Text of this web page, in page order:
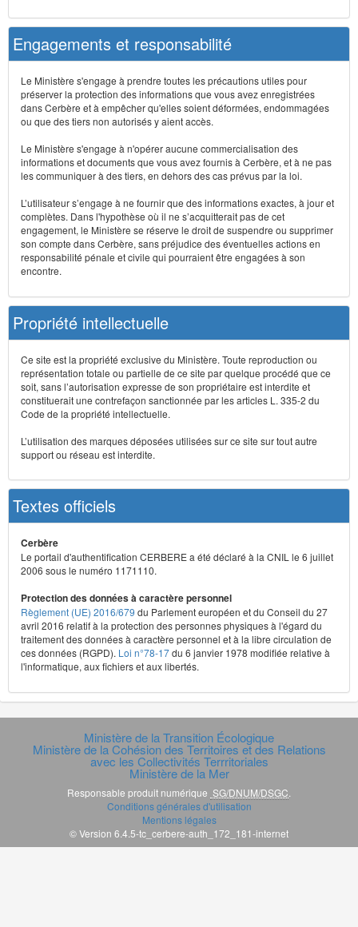
Engagements et responsabilité
Le Ministère s'engage à prendre toutes les précautions utiles pour
préserver la protection des informations que vous avez enregistrées
dans Cerbère et à empêcher qu'elles soient déformées, endommagées
ou que des tiers non autorisés y aient accès.
Le Ministère s'engage à n'opérer aucune commercialisation des
informations et documents que vous avez fournis à Cerbère, et à ne pas
les communiquer à des tiers, en dehors des cas prévus par la loi.
L’utilisateur s’engage à ne fournir que des informations exactes, à jour et
complètes. Dans l'hypothèse où il ne s’acquitterait pas de cet
engagement, le Ministère se réserve le droit de suspendre ou supprimer
son compte dans Cerbère, sans préjudice des éventuelles actions en
responsabilité pénale et civile qui pourraient être engagées à son
encontre.
Propriété intellectuelle
Ce site est la propriété exclusive du Ministère. Toute reproduction ou
représentation totale ou partielle de ce site par quelque procédé que ce
soit, sans l’autorisation expresse de son propriétaire est interdite et
constituerait une contrefaçon sanctionnée par les articles L. 335-2 du
Code de la propriété intellectuelle.
L’utilisation des marques déposées utilisées sur ce site sur tout autre
support ou réseau est interdite.
Textes officiels
Cerbère
Le portail d'authentification CERBERE a été déclaré à la CNIL le 6 juillet
2006 sous le numéro 1171110.
Protection des données à caractère personnel
Règlement (UE) 2016/679 du Parlement européen et du Conseil du 27
avril 2016 relatif à la protection des personnes physiques à l'égard du
traitement des données à caractère personnel et à la libre circulation de
ces données (RGPD). Loi n°78-17du 6 janvier 1978 modifiée relative à
l'informatique, aux fichiers et aux libertés.
Ministère de la Transition Écologique
Ministère de la Cohésion des Territoires et des Relations
avec les Collectivités Terrritoriales
Ministère de la Mer
Responsable produit numérique SG/DNUM/DSGC
Conditions générales d'utilisation
Mentions légales
© Version 6.4.5-tc_cerbere-auth_172_181-internet